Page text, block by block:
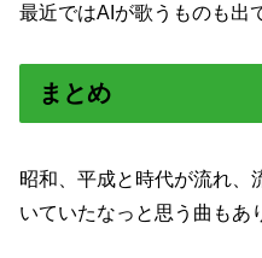
最近ではAIが歌うものも出
まとめ
昭和、平成と時代が流れ、
いていたなっと思う曲もあ